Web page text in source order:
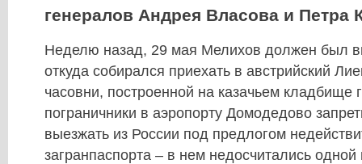
генералов Андрея Власова и Петра
Неделю назад, 29 мая Мелихов должен был
откуда собирался приехать в австрийский
часовни, построенной на казачьем кладбище
пограничники в аэропорту Домодедово
выезжать из России под предлогом
загранпаспорта –​ в нем недосчитались одной